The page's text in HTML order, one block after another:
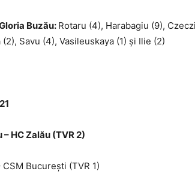
Buzău: Rotaru (4), Harabagiu (9),
Savu (4), Vasileuskaya (1) și Ilie (2)
– HC Zalău (TVR 2)
Bucureşti (TVR 1)